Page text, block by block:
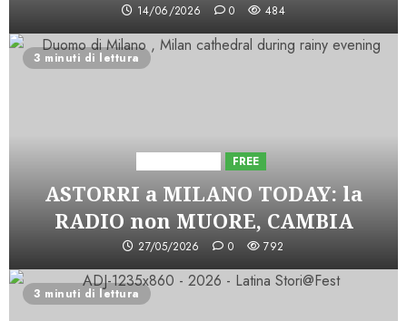
14/06/2026 0 484
3 minuti di lettura
FREE
ASTORRI a MILANO TODAY: la
RADIO non MUORE, CAMBIA
27/05/2026 0 792
3 minuti di lettura